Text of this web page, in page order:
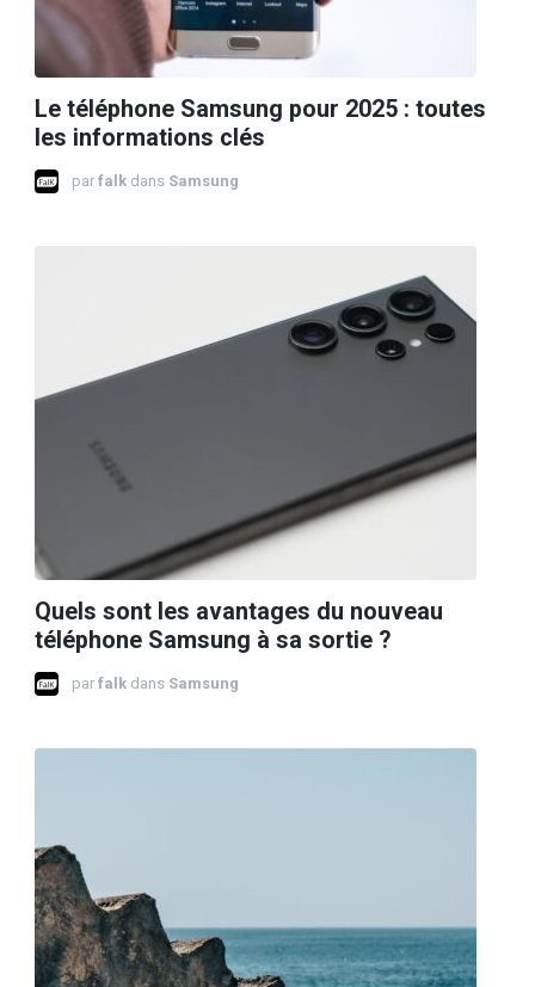
Le téléphone Samsung pour 2025 : toutes
les informations clés
par falk dans Samsung
Quels sont les avantages du nouveau
téléphone Samsung à sa sortie ?
par falk dans Samsung